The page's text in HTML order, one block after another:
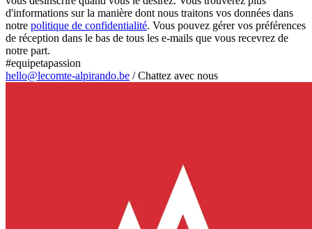
d'informations sur la manière dont nous traitons vos données dans
notre politique de confidentialité. Vous pouvez gérer vos préférences
de réception dans le bas de tous les e-mails que vous recevrez de
notre part.
#equipetapassion
hello@lecomte-alpirando.be /Chattez avec nous